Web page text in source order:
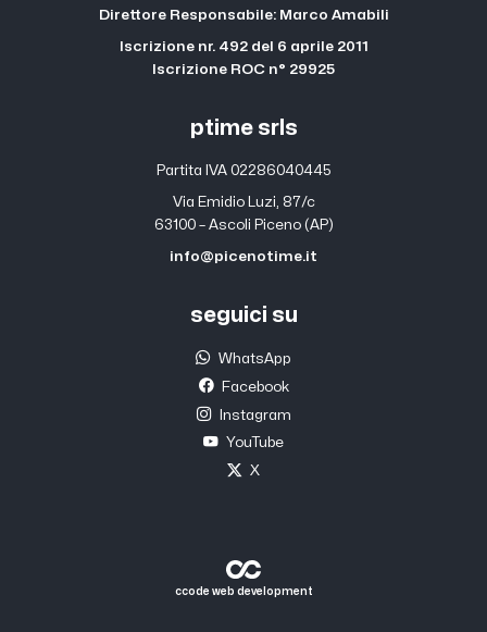
Direttore Responsabile: Marco Amabili
Iscrizione nr. 492 del 6 aprile 2011
Iscrizione ROC n° 29925
ptime srls
Partita IVA 02286040445
Via Emidio Luzi, 87/c
63100 – Ascoli Piceno (AP)
info@picenotime.it
seguici su
WhatsApp
Facebook
Instagram
YouTube
X
ccode web development